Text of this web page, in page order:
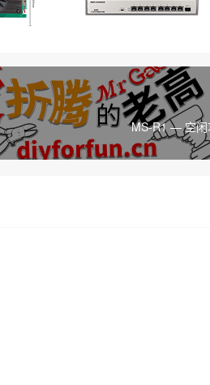
MS-R1 — 空闲